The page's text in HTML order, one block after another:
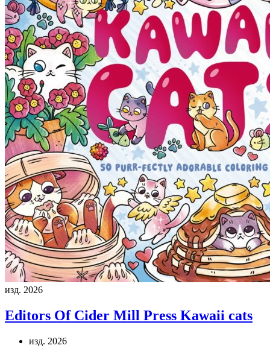
изд. 2026
Editors Of Cider Mill Press Kawaii cats
изд. 2026